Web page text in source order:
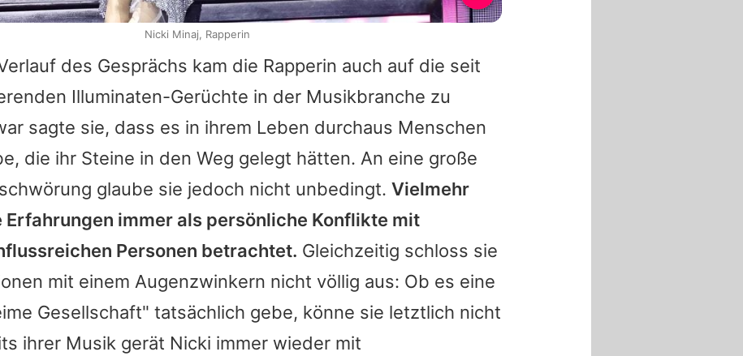
des Gesprächs kam die Rapperin auch auf die seit
Illuminaten-Gerüchte in der Musikbranche zu
sagte sie, dass es in ihrem Leben durchaus Menschen
die ihr Steine in den Weg gelegt hätten. An eine große
glaube sie jedoch nicht unbedingt. Vielmehr
Erfahrungen immer als persönliche Konflikte mit
Personen betrachtet. Gleichzeitig schloss sie
mit einem Augenzwinkern nicht völlig aus: Ob es eine
Gesellschaft" tatsächlich gebe, könne sie letztlich nicht
ihrer Musik gerät Nicki immer wieder mit
Nicki Minaj, Rapperin